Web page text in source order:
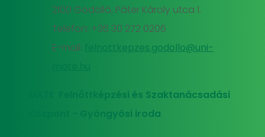
2100 Gödöllő, Páter Károly utca 1.
Telefon: +36 30 272 0206
E-mail:
felnottkepzes.godollo@uni-
MATE Felnőttképzési és Szaktanácsadási
Központ - Gyöngyösi iroda